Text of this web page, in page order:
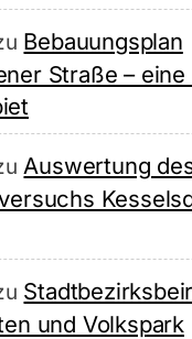
Bebauungsplan
Straße – eine
Auswertung
und Volkspark